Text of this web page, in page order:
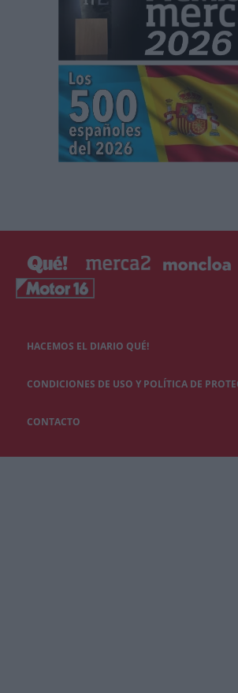
HACEMOS EL DIARIO QUÉ!
CONDICIONES DE USO Y POLÍTICA DE
CONTACTO